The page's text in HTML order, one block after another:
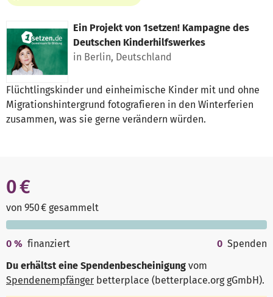
Ein Projekt von 1setzen! Kampagne des
Deutschen Kinderhilfswerkes
in Berlin, Deutschland
Flüchtlingskinder und einheimische Kinder mit und ohne
Migrationshintergrund fotografieren in den Winterferien
zusammen, was sie gerne verändern würden.
0 €
von 950 € gesammelt
0 % finanziert 0 Spenden
Du erhältst eine Spendenbescheinigung vom
Spendenempfänger betterplace (betterplace.org gGmbH).